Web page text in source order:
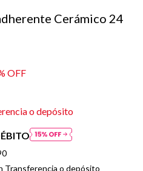
Cerámico 24
OFF
o depósito
Transferencia o depósito